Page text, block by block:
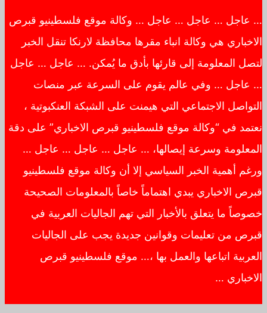
… عاجل … عاجل … عاجل … وكالة موقع فلسطينيو قبرص
الاخباري هي وكالة انباء مقرها محافظة لارنكا تنقل الخبر
لتصل المعلومة إلى قارئها بأدق ما يُمكن. … عاجل … عاجل
… عاجل … وفي عالم يقوم على السرعة عبر منصات
التواصل الاجتماعي التي هيمنت على الشبكة العنكبوتية ،
نعتمد في “وكالة موقع فلسطينيو قبرص الاخباري” على دقة
المعلومة وسرعة إيصالها، … عاجل … عاجل … عاجل …
ورغم أهمية الخبر السياسي إلا أن وكالة موقع فلسطينيو
قبرص الاخباري يبدي اهتماماً خاصاً بالمعلومات الصحيحة
خصوصاً ما يتعلق بالأخبار التي تهم الجاليات العربية في
قبرص من تعليمات وقوانين جديدة يجب على الجاليات
العربية اتباعها والعمل بها ،… موقع فلسطينيو قبرص
الاخباري …